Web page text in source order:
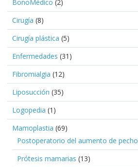
BonoMédico (2)
Cirugía (8)
Cirugía plástica (5)
Enfermedades (31)
Fibromialgia (12)
Liposucción (35)
Logopedia (1)
Mamoplastia (69)
Postoperatorio del aumento de pecho
Prótesis mamarias (13)